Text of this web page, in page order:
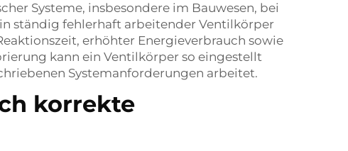
Systeme, insbesondere im Bauwesen, bei
ständig fehlerhaft arbeitender Ventilkörper
erhöhter Energieverbrauch sowie
kann ein Ventilkörper so eingestellt
Systemanforderungen arbeitet.
korrekte